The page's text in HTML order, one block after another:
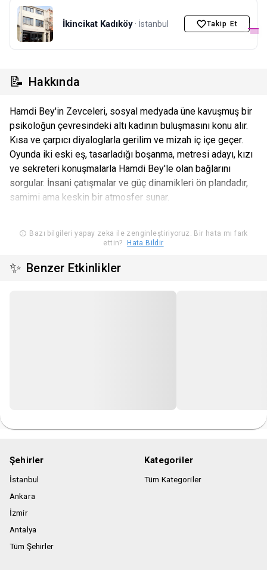
İkincikat Kadıköy · İstanbul Takip Et
📝 Hakkında
Hamdi Bey'in Zevceleri, sosyal medyada üne kavuşmuş bir
psikoloğun çevresindeki altı kadının buluşmasını konu alır.
Kısa ve çarpıcı diyaloglarla gerilim ve mizah iç içe geçer.
Oyunda iki eski eş, tasarladığı boşanma, metresi adayı, kızı
ve sekreteri konuşmalarla Hamdi Bey'le olan bağlarını
sorgular. İnsani çatışmalar ve güç dinamikleri ön plandadır,
samimi ama keskin bir atmosfer sunar.
Bazı bilgileri yapay zeka ile zenginleştiriyoruz. Bir hata mı fark
ettin?
Hata Bildir
✨ Benzer Etkinlikler
Şehirler
İstanbul
Ankara
İzmir
Antalya
Tüm Şehirler
Kategoriler
Tüm Kategoriler